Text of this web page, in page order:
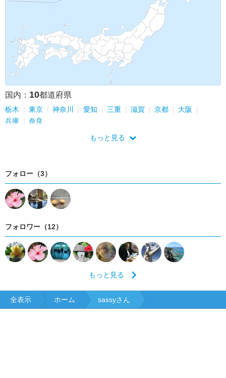
国内： 10都道府県
栃木 東京 神奈川 愛知 三重 滋賀 京都
大阪
兵庫
奈良
もっと見る
フォロー（3）
フォロワー（12）
もっと見る
全表示 ホーム sassyさん